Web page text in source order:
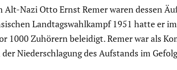
Alt-Nazi Otto Ernst Remer waren dessen
Landtags­wahl­kampf 1951 hatte er
1000 Zuhörern beleidigt. Remer war als
Nieder­schla­gung des Aufstands im